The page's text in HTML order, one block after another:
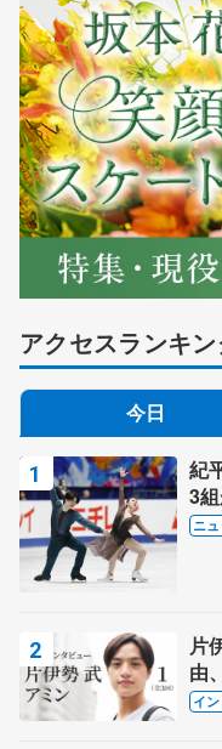
アクセスランキ
今日
紀
3
木
ニ
片
由
目
イ